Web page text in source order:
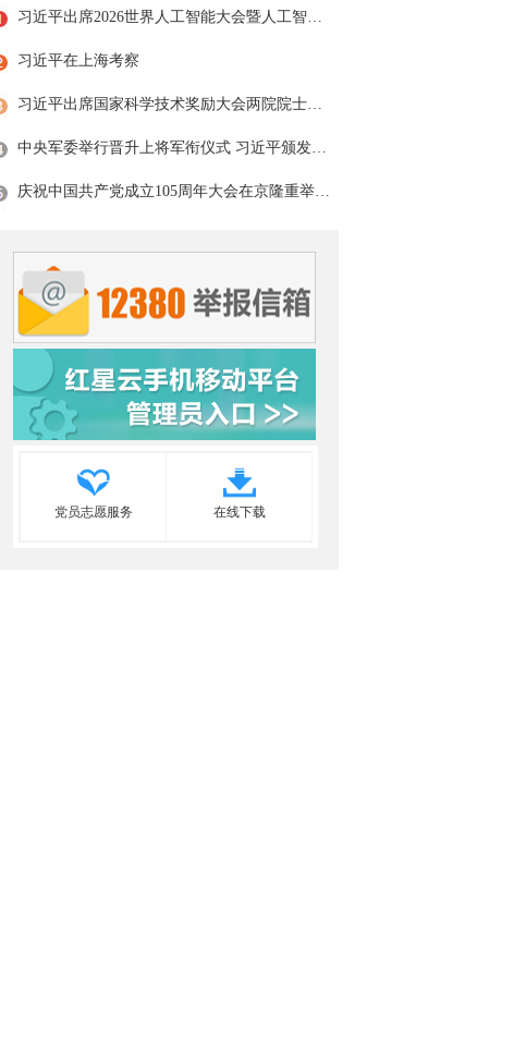
习近平出席2026世界人工智能大会暨人工智能全球治理高级别会议开幕式并发表主旨讲话
习近平在上海考察
习近平出席国家科学技术奖励大会两院院士大会中国科协第十一次全国代表大会并发表重要讲话
中央军委举行晋升上将军衔仪式 习近平颁发命令状并向晋衔的军官表示祝贺
庆祝中国共产党成立105周年大会在京隆重举行 习近平发表重要讲话
党员志愿服务 在线下载